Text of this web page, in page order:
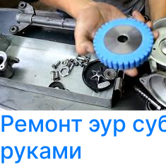
Ремонт эур
руками